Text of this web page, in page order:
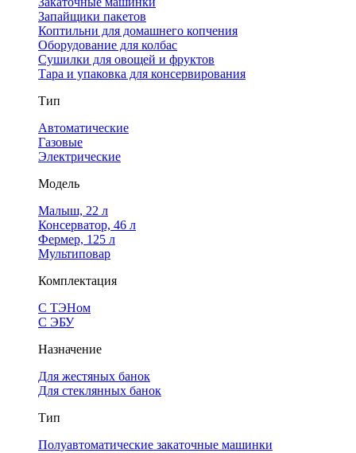
Запайщики пакетов
Коптильни для домашнего копчения
Оборудование для колбас
Сушилки для овощей и фруктов
Тара и упаковка для консервирования
Тип
Автоматические
Газовые
Электрические
Модель
Малыш, 22 л
Консерватор, 46 л
Фермер, 125 л
Мультиповар
Комплектация
С ТЭНом
С ЭБУ
Назначение
Для жестяных банок
Для стеклянных банок
Тип
Полуавтоматические закаточные машинки